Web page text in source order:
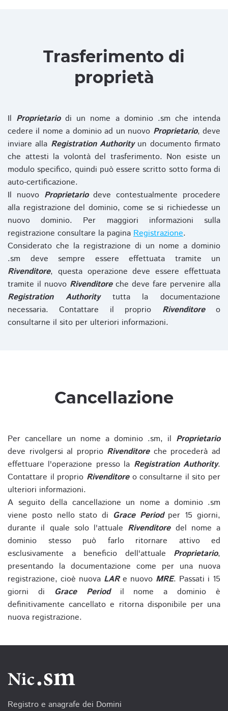
Trasferimento di
proprietà
Il Proprietariodi un nome a dominio .sm che intenda
cedere il nome a dominio ad un nuovo Proprietario, deve
inviare alla Registration Authorityun documento firmato
che attesti la volontà del trasferimento. Non esiste un
modulo specifico, quindi può essere scritto sotto forma di
auto-certificazione.
Il nuovo Proprietariodeve contestualmente procedere
alla registrazione del dominio, come se si richiedesse un
nuovo dominio. Per maggiori informazioni sulla
registrazione consultare la pagina Registrazione.
Considerato che la registrazione di un nome a dominio
.sm deve sempre essere effettuata tramite un
Rivenditore, questa operazione deve essere effettuata
tramite il nuovo Rivenditoreche deve fare pervenire alla
Registration Authoritytutta la documentazione
necessaria. Contattare il proprio Rivenditoreo
consultarne il sito per ulteriori informazioni.
Cancellazione
Per cancellare un nome a dominio .sm, il Proprietario
deve rivolgersi al proprio Rivenditoreche procederà ad
effettuare l'operazione presso la Registration Authority.
Contattare il proprio Rivenditoreo consultarne il sito per
ulteriori informazioni.
A seguito della cancellazione un nome a dominio .sm
viene posto nello stato di Grace Periodper 15 giorni,
durante il quale solo l'attuale Rivenditoredel nome a
dominio stesso può farlo ritornare attivo ed
esclusivamente a beneficio dell'attuale Proprietario,
presentando la documentazione come per una nuova
registrazione, cioè nuova LARe nuovo MRE. Passati i 15
giorni di Grace Periodil nome a dominio è
definitivamente cancellato e ritorna disponibile per una
nuova registrazione.
Registro e anagrafe dei Domini